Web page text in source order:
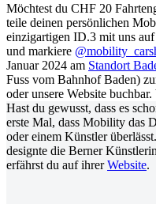
Möchtest du CHF 20
teile deinen persönlichen
einzigartigen ID.3 mit uns auf
und markiere
Januar 2024 am Standort
Fuss vom Bahnhof Baden)
oder unsere Website
Hast du gewusst, dass es
erste Mal, dass Mobility das
oder einem Künstler überlässt.
designte die Berner
erfährst du auf ihrerWebsite.